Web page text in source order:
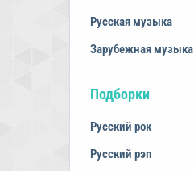
Русская музыка
Зарубежная музыка
Подборки
Русский рок
Русский рэп